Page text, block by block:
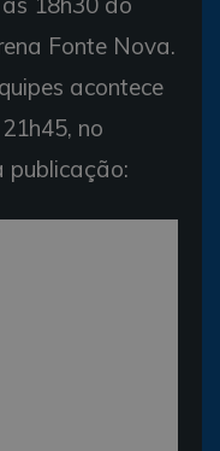
Fonte Nova.
acontece
no
publicação: